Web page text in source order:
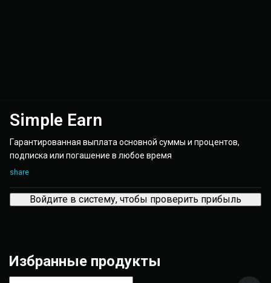
Simple Earn
Гарантированная выплата основной суммы и процентов,
подписка или погашение в любое время
share
Войдите в систему, чтобы проверить прибыль
Избранные продукты